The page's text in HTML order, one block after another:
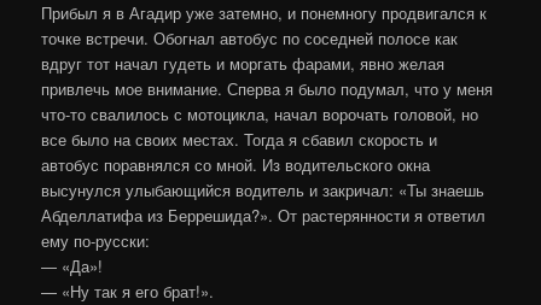
Прибыл я в Агадир уже затемно, и понемногу продвигался к
точке встречи. Обогнал автобус по соседней полосе как
вдруг тот начал гудеть и моргать фарами, явно желая
привлечь мое внимание. Сперва я было подумал, что у меня
что-то свалилось с мотоцикла, начал ворочать головой, но
все было на своих местах. Тогда я сбавил скорость и
автобус поравнялся со мной. Из водительского окна
высунулся улыбающийся водитель и закричал: «Ты знаешь
Абделлатифа из Беррешида?». От растерянности я ответил
ему по-русски:
— «Да»!
— «Ну так я его брат!».